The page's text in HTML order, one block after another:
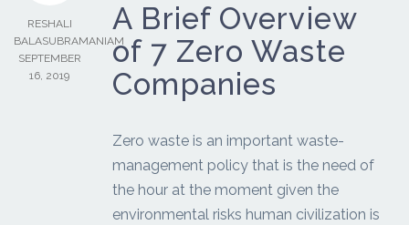
RESHALI
BALASUBRAMANIAM
SEPTEMBER
16, 2019
A Brief Overview
of 7 Zero Waste
Companies
Zero waste is an important waste-
management policy that is the need of
the hour at the moment given the
environmental risks human civilization is